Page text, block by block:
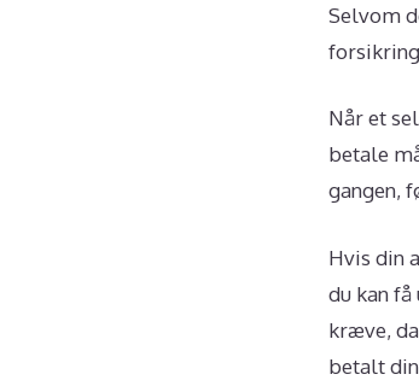
Selvom
Når et
betale
gangen,
Hvis din
du kan
kræve,
betalt